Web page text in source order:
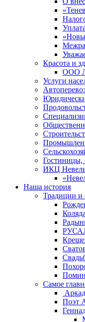
Красота и
ООО
Услуги
Гостиницы,
ИКЦ
Наша история
Традиции и
Самое
Поэт